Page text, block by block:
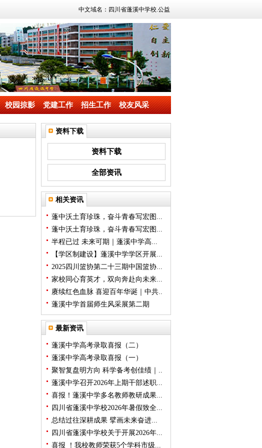
中文域名：四川省蓬溪中学校.公益
校园掠影 党建工作 招生工作 校友风采
资料下载
资料下载
全部资讯
相关资讯
蓬中沃土育珍珠，奋斗青春写宏图...
蓬中沃土育珍珠，奋斗青春写宏图...
半程已过 未来可期｜蓬溪中学高...
【学区制建设】蓬溪中学学区开展...
2025四川篮协第二十三期中国篮协...
家校同心育英才，双向奔赴向未来...
赓续红色血脉 喜迎百年华诞｜中共..
蓬溪中学首届师生风采展第二期
最新资讯
蓬溪中学高考录取喜报（二）
蓬溪中学高考录取喜报（一）
聚智复盘明方向 科学备考创佳绩｜..
蓬溪中学召开2026年上期干部述职...
喜报！蓬溪中学多名教师教研成果...
四川省蓬溪中学校2026年暑假致全...
总结过往深耕成果 擘画未来奋进...
四川省蓬溪中学校关于开展2026年...
喜报 ！我校教师荣获5个学科市级...